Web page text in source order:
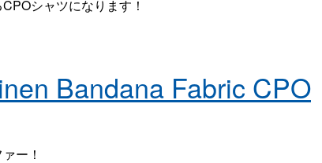
シャツになります！
Bandana Fabric CPO
ー！